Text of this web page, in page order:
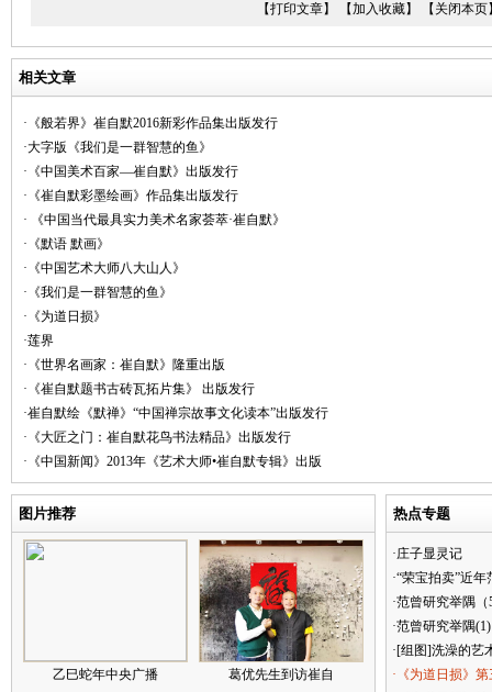
【打印文章】
【加入收藏】 【关闭本页
相关文章
·《般若界》崔自默2016新彩作品集出版发行
·大字版《我们是一群智慧的鱼》
·《中国美术百家—崔自默》出版发行
·《崔自默彩墨绘画》作品集出版发行
· 《中国当代最具实力美术名家荟萃·崔自默》
·《默语 默画》
·《中国艺术大师八大山人》
·《我们是一群智慧的鱼》
·《为道日损》
·莲界
·《世界名画家：崔自默》隆重出版
·《崔自默题书古砖瓦拓片集》 出版发行
·崔自默绘《默禅》“中国禅宗故事文化读本”出版发行
·《大匠之门：崔自默花鸟书法精品》出版发行
·《中国新闻》2013年《艺术大师•崔自默专辑》出版
图片推荐
乙巳蛇年中央广播 葛优先生到访崔自
热点专题
·庄子显灵记
·“荣宝拍卖”近
·范曾研究举隅（
·范曾研究举隅(1)
·[组图]洗澡的艺
·《为道日损》